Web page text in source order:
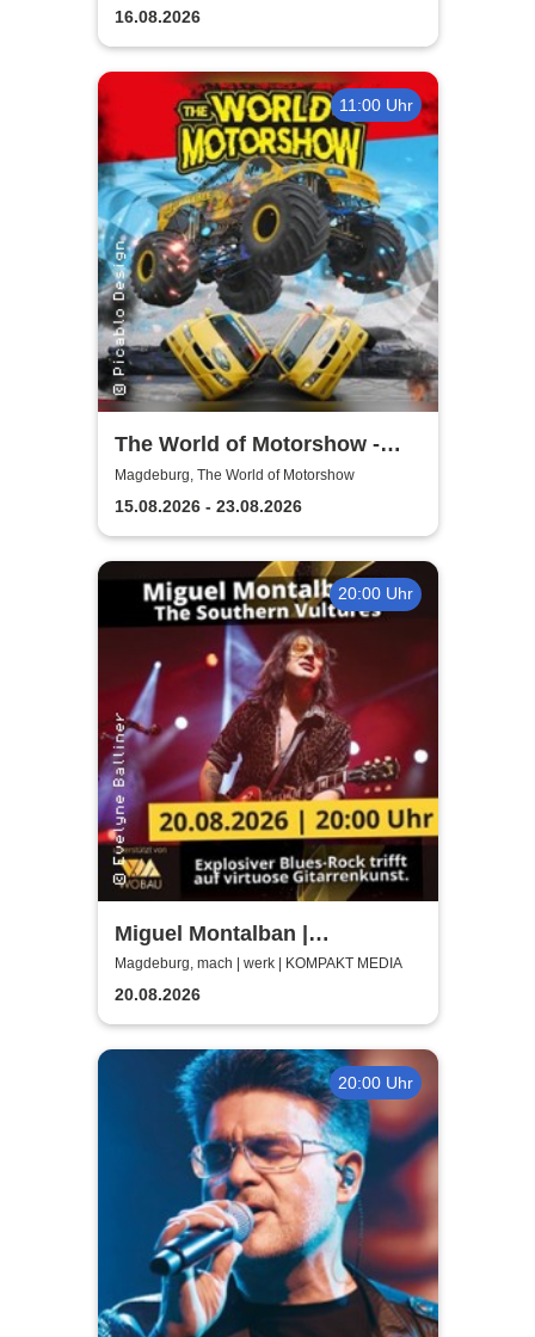
Ballett und Orchester
16.08.2026
11:00 Uhr
The World of Motorshow -
Monster Showdown 2026
Magdeburg, The World of Motorshow
15.08.2026 - 23.08.2026
20:00 Uhr
Miguel Montalban |
Magdeburg | machwerk
Magdeburg, mach | werk | KOMPAKT MEDIA
20.08.2026
20:00 Uhr